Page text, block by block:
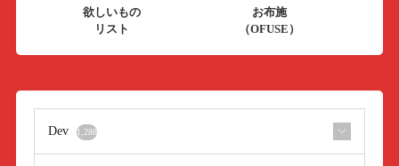
欲しいもの
リスト
お布施
（OFUSE）
Dev 1,288